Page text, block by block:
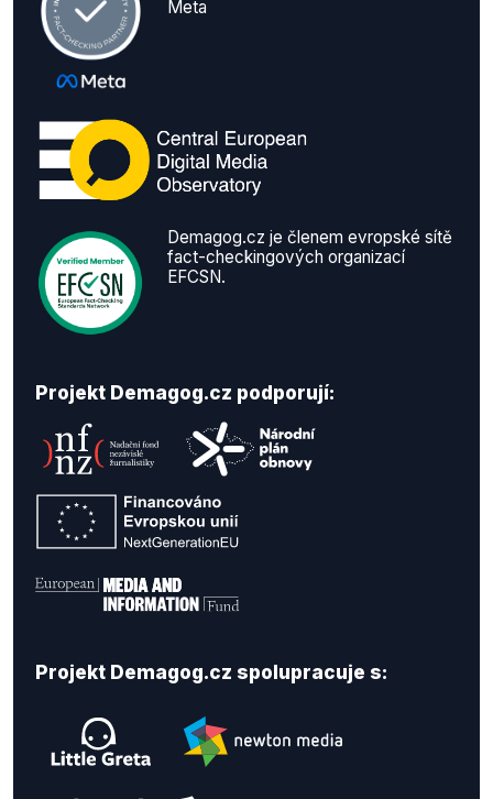
Meta
Demagog.cz je členem evropské sítě
fact-checkingových organizací
EFCSN.
Projekt Demagog.cz podporují:
Projekt Demagog.cz spolupracuje s: